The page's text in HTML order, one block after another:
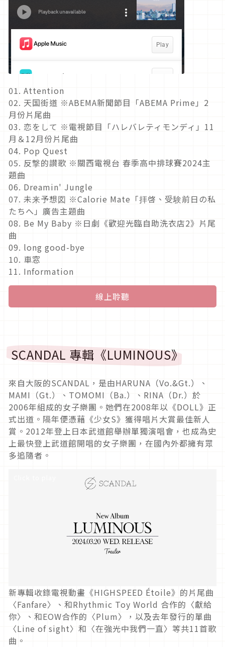
01. Attention
02. 天国街道 ※ABEMA新聞節目「ABEMA Prime」2
月份片尾曲
03. 恋をして ※電視節目「ハレバレティモンディ」11
月＆12月份片尾曲
04. Pop Quest
05. 反撃的讃歌 ※關西電視台 春季高中排球賽2024主
題曲
06. Dreamin' Jungle
07. 未来予想図 ※Calorie Mate「拝啓、受験前日の私
たちへ」廣告主題曲
08. Be My Baby ※日劇《歡迎光臨自助洗衣店2》片尾
曲
09. long good-bye
10. 車窓
11. Information
線上聆聽
SCANDAL 專輯《LUMINOUS》
來自大阪的SCANDAL，是由HARUNA（Vo.&Gt.）、
MAMI（Gt.）、TOMOMI（Ba.）、RINA（Dr.）於
2006年組成的女子樂團。她們在2008年以《DOLL》正
式出道。隔年便憑藉《少女S》獲得唱片大賞最佳新人
賞。2012年登上日本武道館舉辦單獨演唱會，也成為史
上最快登上武道館開唱的女子樂團，在國內外都擁有眾
多追隨者。
新專輯收錄電視動畫《HIGHSPEED Étoile》的片尾曲
〈Fanfare〉、和Rhythmic Toy World 合作的〈獻給
你〉、和EOW合作的〈Plum〉，以及去年發行的單曲
〈Line of sight〉和〈在強光中我們一直〉等共11首歌
曲。